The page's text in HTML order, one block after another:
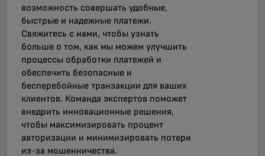
возможность совершать удобные,
быстрые и надежные платежи.
Свяжитесь с нами, чтобы узнать
больше о том, как мы можем улучшить
процессы обработки платежей и
обеспечить безопасные и
бесперебойные транзакции для ваших
клиентов. Команда экспертов поможет
внедрить инновационные решения,
чтобы максимизировать процент
авторизации и минимизировать потери
из-за мошенничества.